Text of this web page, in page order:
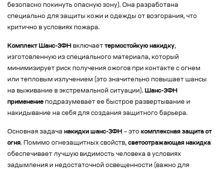
безопасно покинуть опасную зону). Она разработана
специально для защиты кожи и одежды от возгорания, что
критично в условиях пожара.
Комплект Шанс-3ФН включает термостойкую накидку,
изготовленную из специального материала, который
минимизирует риск получения ожогов при контакте с огнем
или тепловым излучением (это значительно повышает шансы
на выживание в экстремальной ситуации). Шанс-3ФН
применение подразумевает ее быстрое развертывание и
накидывание на себя для создания защитного барьера.
Основная задача накидки шанс-3ФН – это комплексная защита от
огня. Помимо огнезащитных свойств, светоотражающая накидка
обеспечивает лучшую видимость человека в условиях
задымления и недостаточной освещенности (важно для